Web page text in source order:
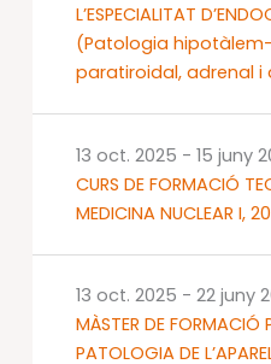
L’ESPECIALITAT
(Patologia
paratiroidal, adrenal i
CURS DE FORMACIÓ
MEDICINA NUCLEAR I,
13 oct. 2025 - 15 juny
MÀSTER DE FORMACIÓ
PATOLOGIA DE
13 oct. 2025 - 22 juny